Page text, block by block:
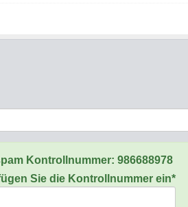
Kontrollnummer:986688978
Sie die Kontrollnummer ein*